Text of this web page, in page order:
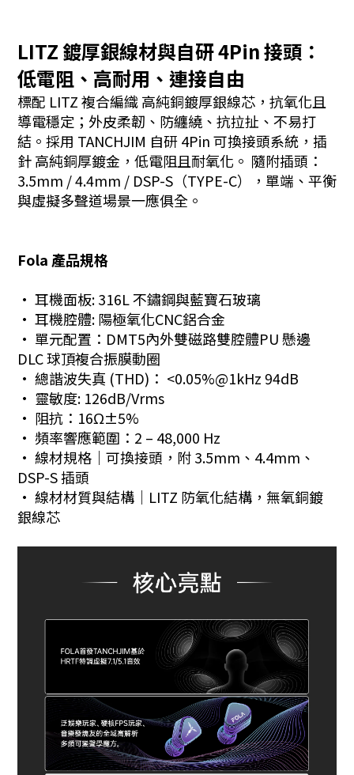
LITZ 鍍厚銀線材與自研 4Pin 接頭：
低電阻、高耐用、連接自由
標配 LITZ 複合編織 高純銅鍍厚銀線芯，抗氧化且
導電穩定；外皮柔韌、防纏繞、抗拉扯、不易打
結。採用 TANCHJIM 自研 4Pin 可換接頭系統，插
針 高純銅厚鍍金，低電阻且耐氧化。 隨附插頭：
3.5mm / 4.4mm / DSP-S（TYPE-C），單端、平衡
與虛擬多聲道場景一應俱全。
Fola 產品規格
· 耳機面板: 316L 不鏽鋼與藍寶石玻璃
· 耳機腔體: 陽極氧化CNC鋁合金
· 單元配置：DMT5內外雙磁路雙腔體PU 懸邊
DLC 球頂複合振膜動圈
· 總諧波失真 (THD)： <0.05%@1kHz 94dB
· 靈敏度: 126dB/Vrms
· 阻抗：16Ω±5%
· 頻率響應範圍：2 – 48,000 Hz
· 線材規格｜可換接頭，附 3.5mm、4.4mm、
DSP-S 插頭
· 線材材質與結構｜LITZ 防氧化結構，無氧銅鍍
銀線芯